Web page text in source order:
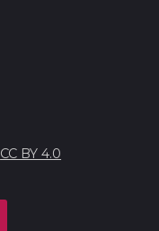
CC BY 4.0